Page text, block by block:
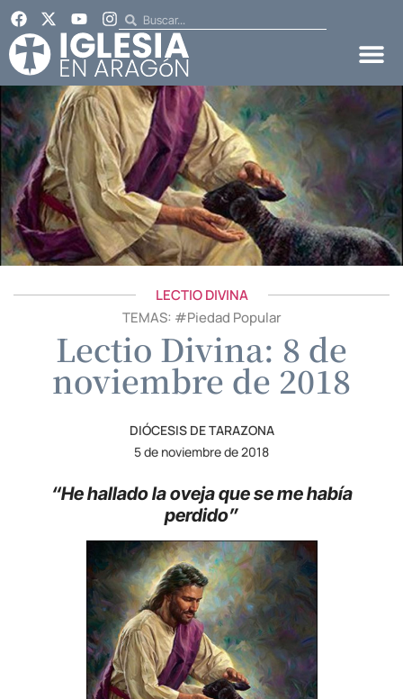
LECTIO DIVINA
TEMAS: #Piedad Popular
Lectio Divina: 8 de
noviembre de 2018
DIÓCESIS DE TARAZONA
5 de noviembre de 2018
“He hallado la oveja que se me había
perdido”